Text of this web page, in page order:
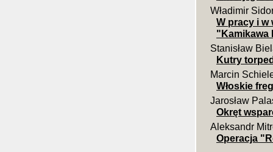
Władimir
W pracy i w
"Kamikawa
Stanisław
Kutry
Marcin
Włoskie
Jarosław
Okręt
Aleksandr
Operacja